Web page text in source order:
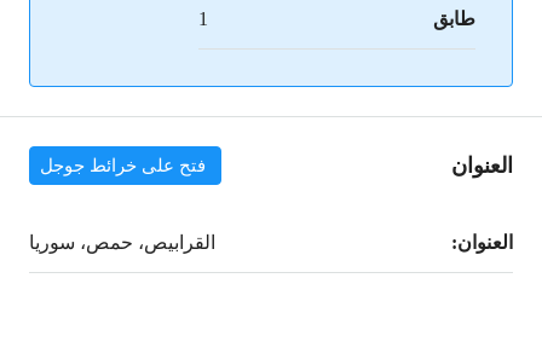
طابق 1
العنوان فتح على خرائط جوجل
العنوان: القرابيص، حمص، سوريا